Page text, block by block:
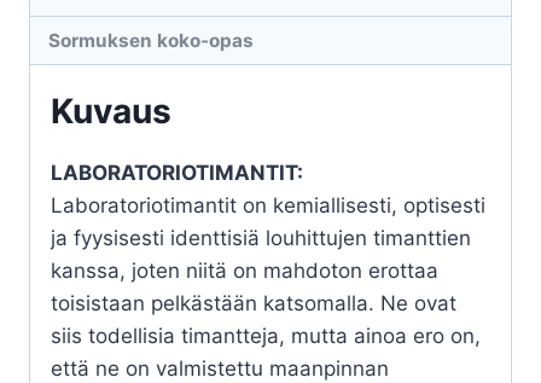
Sormuksen koko-opas
Kuvaus
LABORATORIOTIMANTIT:
Laboratoriotimantit on kemiallisesti, optisesti
ja fyysisesti identtisiä louhittujen timanttien
kanssa, joten niitä on mahdoton erottaa
toisistaan pelkästään katsomalla. Ne ovat
siis todellisia timantteja, mutta ainoa ero on,
että ne on valmistettu maanpinnan